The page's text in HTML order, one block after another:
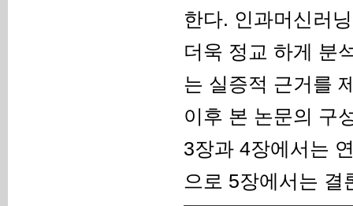
한다. 인과머신러
더욱 정교 하게 분
는 실증적 근거를
이후 본 논문의 구
3장과 4장에서는
으로 5장에서는 결